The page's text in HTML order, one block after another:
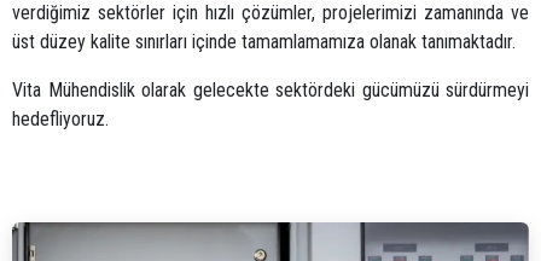
verdiğimiz sektörler için hızlı çözümler, projelerimizi zamanında ve
üst düzey kalite sınırları içinde tamamlamamıza olanak tanımaktadır.
Vita Mühendislik olarak gelecekte sektördeki gücümüzü sürdürmeyi
hedefliyoruz.